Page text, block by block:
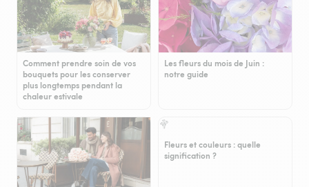
Comment prendre soin de vos
bouquets pour les conserver
plus longtemps pendant la
chaleur estivale
Les fleurs du mois de Juin :
notre guide
Fleurs et couleurs : quelle
signification ?